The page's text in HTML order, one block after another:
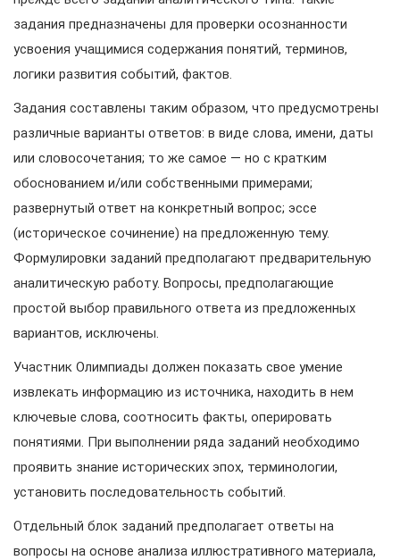
задания предназначены для проверки осознанности
усвоения учащимися содержания понятий, терминов,
логики развития событий, фактов.
Задания составлены таким образом, что предусмотрены
различные варианты ответов: в виде слова, имени, даты
или словосочетания; то же самое — но с кратким
обоснованием и/или собственными примерами;
развернутый ответ на конкретный вопрос; эссе
(историческое сочинение) на предложенную тему.
Формулировки заданий предполагают предварительную
аналитическую работу. Вопросы, предполагающие
простой выбор правильного ответа из предложенных
вариантов, исключены.
Участник Олимпиады должен показать свое умение
извлекать информацию из источника, находить в нем
ключевые слова, соотносить факты, оперировать
понятиями. При выполнении ряда заданий необходимо
проявить знание исторических эпох, терминологии,
установить последовательность событий.
Отдельный блок заданий предполагает ответы на
вопросы на основе анализа иллюстративного материала,